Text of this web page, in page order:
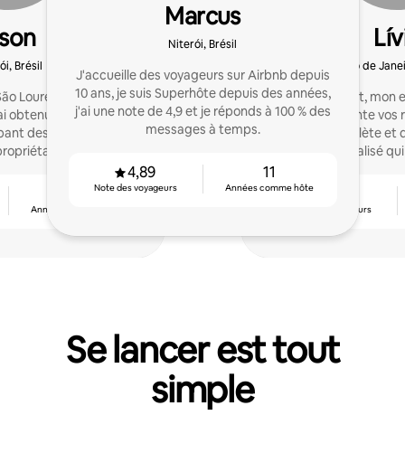
Brésil
Lourenço sur Airbnb
obtenu d'excellents
des échanges avec
Années comme hôte
Marcus
Niterói, Brésil
J'accueille des voyageurs sur Airbnb depuis
10 ans, je suis Superhôte depuis des années,
j'ai une note de 4,9 et je réponds à 100 % des
messages à temps.
4,89
Note des voyageurs
11
Années comme hôte
Rio de
Votre logement, mon
2015, j'augmente vos
gestion complète et
service personnalisé
Note des voyageurs
Se lancer est tout
simple